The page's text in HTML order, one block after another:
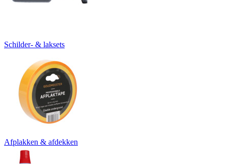
Schilder- & laksets
Afplakken & afdekken